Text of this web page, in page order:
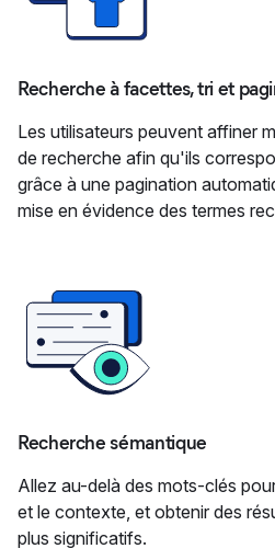
Recherche à facettes, tri et
Les utilisateurs peuvent affiner
de recherche afin qu'ils
grâce à une pagination
mise en évidence des termes
Recherche sémantique
Allez au-delà des mots-clés
et le contexte, et obtenir des
plus significatifs.